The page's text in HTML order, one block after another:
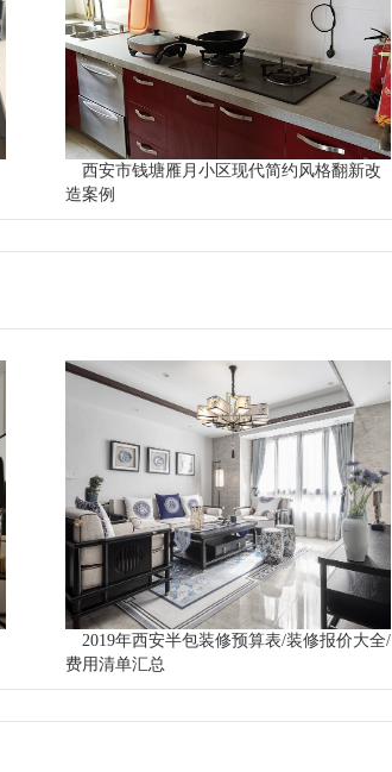
西安市钱塘雁月小区现代简约风格翻新改
造案例
2019年西安半包装修预算表/装修报价大全/
费用清单汇总